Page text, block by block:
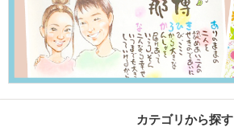
カテゴリから探す